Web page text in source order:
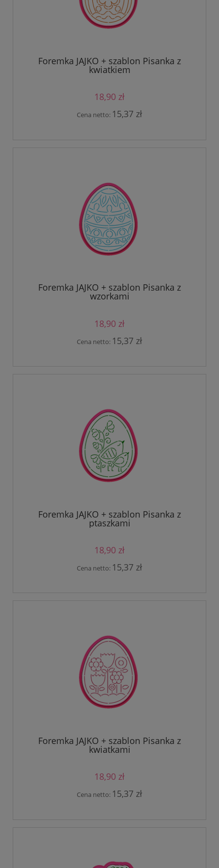
Foremka JAJKO + szablon Pisanka z
kwiatkiem
18,90 zł
Cena netto: 15,37 zł
Foremka JAJKO + szablon Pisanka z
wzorkami
18,90 zł
Cena netto: 15,37 zł
Foremka JAJKO + szablon Pisanka z
ptaszkami
18,90 zł
Cena netto: 15,37 zł
Foremka JAJKO + szablon Pisanka z
kwiatkami
18,90 zł
Cena netto: 15,37 zł